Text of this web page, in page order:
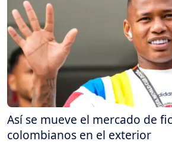
Así se mueve el mercado de
colombianos en el exterior